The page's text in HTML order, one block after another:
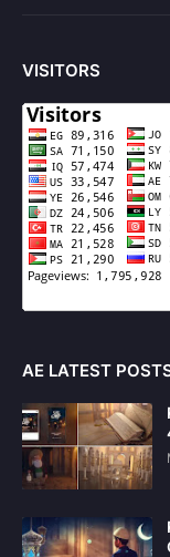
VISITORS
AE LATEST